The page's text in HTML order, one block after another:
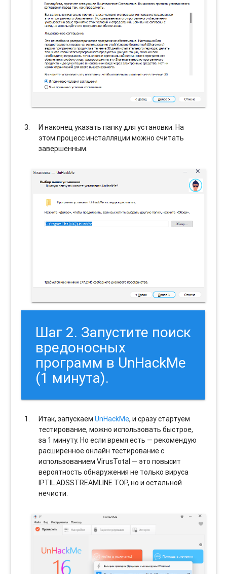
И наконец указать папку для установки. На
этом процесс инсталляции можно считать
завершенным.
Шаг 2. Запустите поиск
вредоносных
программ в UnHackMe
(1 минута).
Итак, запускаемUnHackMe, и сразу стартуем
тестирование, можно использовать быстрое,
за 1 минуту. Но если время есть — рекомендую
расширенное онлайн тестирование с
использованием VirusTotal — это повысит
вероятность обнаружения не только вируса
IPTIL.ADSSTREAMLINE.TOP, но и остальной
нечисти.